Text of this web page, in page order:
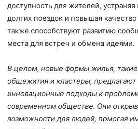
доступность для жителей,
долгих поездок и повышая
также способствуют развитию
места для встреч и обмена идеями.
В целом, новые формы жилья, такие
общежития и кластеры,
инновационные подходы к
современном обществе. Они
возможности для людей, помогая